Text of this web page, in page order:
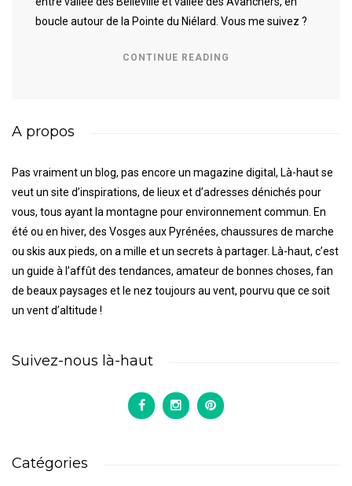
boucle autour de la Pointe du Niélard. Vous me suivez ?
CONTINUE READING
A propos
Pas vraiment un blog, pas encore un magazine digital, Là-haut se
veut un site d’inspirations, de lieux et d’adresses dénichés pour
vous, tous ayant la montagne pour environnement commun. En
été ou en hiver, des Vosges aux Pyrénées, chaussures de marche
ou skis aux pieds, on a mille et un secrets à partager. Là-haut, c’est
un guide à l’affût des tendances, amateur de bonnes choses, fan
de beaux paysages et le nez toujours au vent, pourvu que ce soit
un vent d’altitude !
Suivez-nous là-haut
Catégories